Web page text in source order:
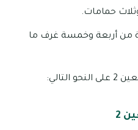
حمامات.
من أربعة وخمسة غرف ما
2